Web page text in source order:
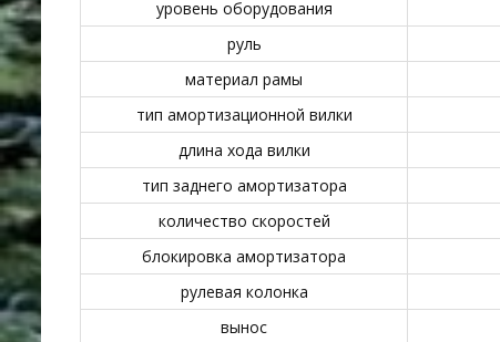
уровень оборудования
руль
материал рамы
тип амортизационной вилки
длина хода вилки
тип заднего амортизатора
количество скоростей
блокировка амортизатора
рулевая колонка
вынос